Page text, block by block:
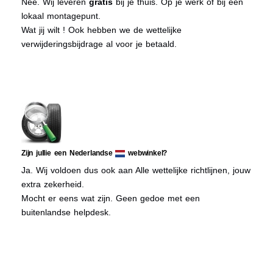
lokaal montagepunt.
Wat jij wilt ! Ook hebben we de wettelijke
verwijderingsbijdrage al voor je betaald.
Zijn jullie een Nederlandse webwinkel?
Ja. Wij voldoen dus ook aan Alle wettelijke richtlijnen, jouw
extra zekerheid.
Mocht er eens wat zijn. Geen gedoe met een
buitenlandse helpdesk.